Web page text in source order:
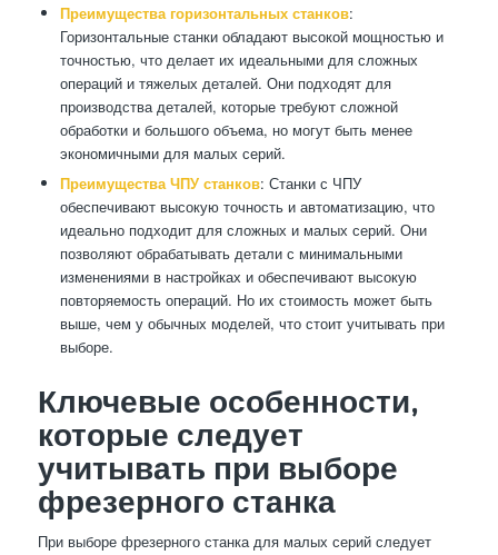
Преимущества горизонтальных станков:
Горизонтальные станки обладают высокой мощностью и
точностью, что делает их идеальными для сложных
операций и тяжелых деталей. Они подходят для
производства деталей, которые требуют сложной
обработки и большого объема, но могут быть менее
экономичными для малых серий.
Преимущества ЧПУ станков: Станки с ЧПУ
обеспечивают высокую точность и автоматизацию, что
идеально подходит для сложных и малых серий. Они
позволяют обрабатывать детали с минимальными
изменениями в настройках и обеспечивают высокую
повторяемость операций. Но их стоимость может быть
выше, чем у обычных моделей, что стоит учитывать при
выборе.
Ключевые особенности,
которые следует
учитывать при выборе
фрезерного станка
При выборе фрезерного станка для малых серий следует